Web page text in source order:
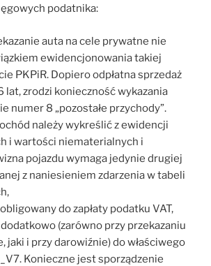
podatnika:
auta na cele prywatne nie
ewidencjonowania takiej
PKPiR. Dopiero odpłatna sprzedaż
lat, zrodzi konieczność wykazania
numer 8 „pozostałe przychody”.
należy wykreślić z ewidencji
i wartości niematerialnych i
pojazdu wymaga jedynie drugiej
z naniesieniem zdarzenia w tabeli
do zapłaty podatku VAT,
(zarówno przy przekazaniu
jaki i przy darowiźnie) do właściwego
Konieczne jest sporządzenie